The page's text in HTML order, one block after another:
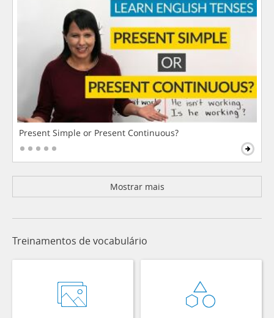
Present Simple or Present Continuous?
Mostrar mais
Treinamentos de vocabulário